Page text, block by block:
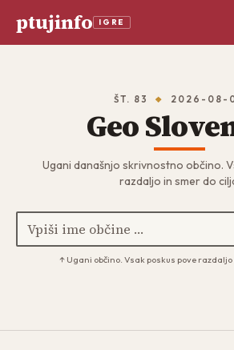
ptujinfo IGRE
ŠT. 83 2026-08-
Geo
Ugani današnjo skrivnostno občino.
razdaljo in smer do
↑ Ugani občino. Vsak poskus pove